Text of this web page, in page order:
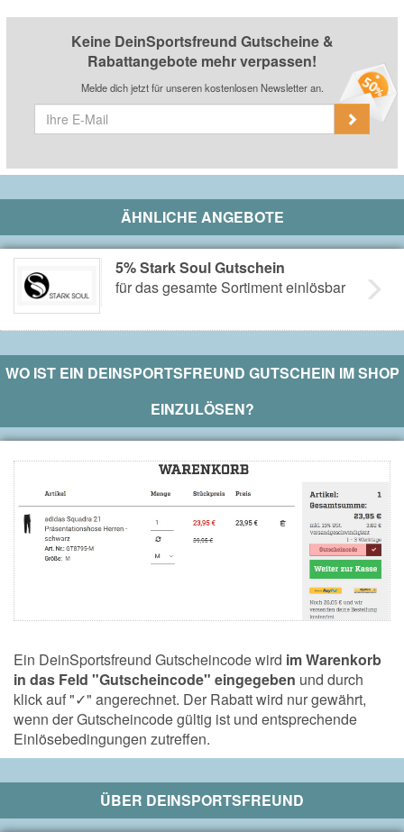
Keine DeinSportsfreund Gutscheine &
Rabattangebote mehr verpassen!
Melde dich jetzt für unseren kostenlosen Newsletter an.
ÄHNLICHE ANGEBOTE
5% Stark Soul Gutschein
für das gesamte Sortiment einlösbar
WO IST EIN DEINSPORTSFREUND GUTSCHEIN IM SHOP
EINZULÖSEN?
Ein DeinSportsfreund Gutscheincode wird im Warenkorb
in das Feld "Gutscheincode" eingegeben und durch
klick auf "✓" angerechnet. Der Rabatt wird nur gewährt,
wenn der Gutscheincode gültig ist und entsprechende
Einlösebedingungen zutreffen.
ÜBER DEINSPORTSFREUND